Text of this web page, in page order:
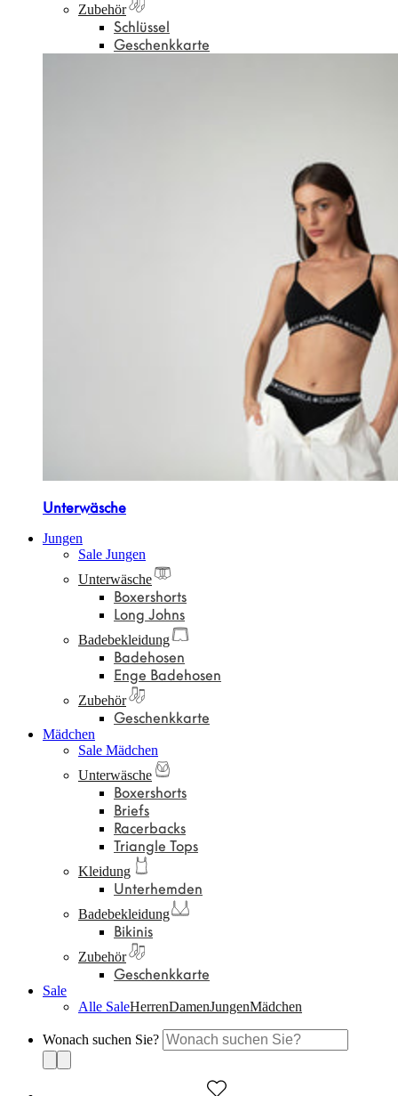
Zubehör
Schlüssel
Geschenkkarte
Unterwäsche
Jungen
Sale Jungen
Unterwäsche
Boxershorts
Long Johns
Badebekleidung
Badehosen
Enge Badehosen
Zubehör
Geschenkkarte
Mädchen
Sale Mädchen
Unterwäsche
Boxershorts
Briefs
Racerbacks
Triangle Tops
Kleidung
Unterhemden
Badebekleidung
Bikinis
Zubehör
Geschenkkarte
Sale
Alle SaleHerrenDamenJungenMädchen
Wonach suchen Sie?